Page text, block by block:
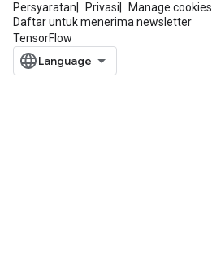
Persyaratan Privasi
Manage cookies
Daftar untuk menerima newsletter
TensorFlow